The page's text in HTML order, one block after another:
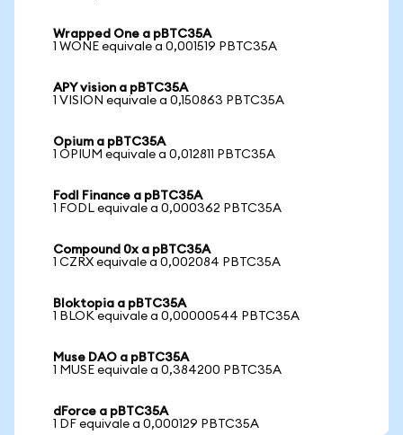
Wrapped One a pBTC35A
1 WONE equivale a 0,001519 PBTC35A
APY vision a pBTC35A
1 VISION equivale a 0,150863 PBTC35A
Opium a pBTC35A
1 OPIUM equivale a 0,012811 PBTC35A
Fodl Finance a pBTC35A
1 FODL equivale a 0,000362 PBTC35A
Compound 0x a pBTC35A
1 CZRX equivale a 0,002084 PBTC35A
Bloktopia a pBTC35A
1 BLOK equivale a 0,00000544 PBTC35A
Muse DAO a pBTC35A
1 MUSE equivale a 0,384200 PBTC35A
dForce a pBTC35A
1 DF equivale a 0,000129 PBTC35A